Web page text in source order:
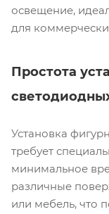
освещение,
для
Простота
Установка
требует
минимальное
различные
или мебель, что